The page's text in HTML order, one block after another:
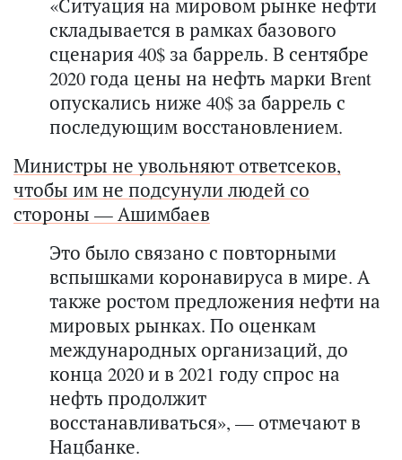
«Ситуация на мировом рынке нефти
складывается в рамках базового
сценария 40$ за баррель. В сентябре
2020 года цены на нефть марки Brent
опускались ниже 40$ за баррель с
последующим восстановлением.
Министры не увольняют ответсеков,
чтобы им не подсунули людей со
стороны — Ашимбаев
Это было связано с повторными
вспышками коронавируса в мире. А
также ростом предложения нефти на
мировых рынках. По оценкам
международных организаций, до
конца 2020 и в 2021 году спрос на
нефть продолжит
восстанавливаться», — отмечают в
Нацбанке.